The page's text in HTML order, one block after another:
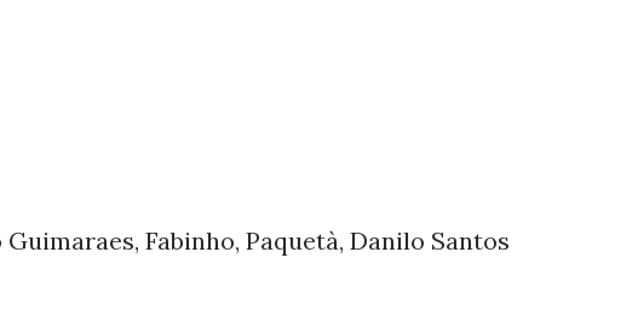
Fabinho, Paquetà, Danilo Santos